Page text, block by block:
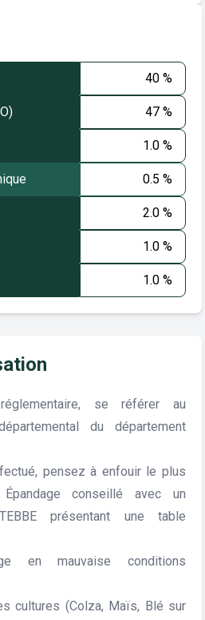
40 %
47 %
1.0 %
0.5 %
2.0 %
1.0 %
1.0 %
se référer au
du département
pensez à enfouir le plus
conseillé avec un
présentant une table
en mauvaise conditions
cultures (Colza, Maïs, Blé sur